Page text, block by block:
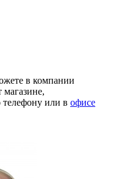
в компании
магазине,
телефону или в офисе